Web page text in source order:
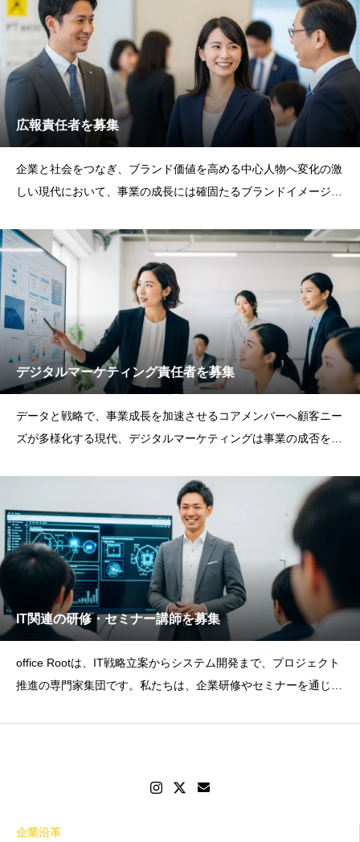
広報責任者を募集
企業と社会をつなぎ、ブランド価値を高める中心人物へ変化の激
しい現代において、事業の成長には確固たるブランドイメージが
デジタルマーケティング責任者を募集
データと戦略で、事業成長を加速させるコアメンバーへ顧客ニー
ズが多様化する現代、デジタルマーケティングは事業の成否を分
IT関連の研修・セミナー講師を募集
office Rootは、IT戦略立案からシステム開発まで、プロジェクト
推進の専門家集団です。私たちは、企業研修やセミナーを通じ
企業沿革